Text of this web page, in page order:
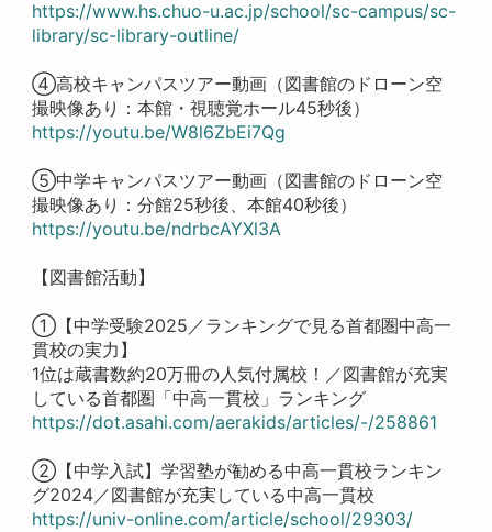
https://www.hs.chuo-u.ac.jp/school/sc-campus/sc-
library/sc-library-outline/
④高校キャンパスツアー動画（図書館のドローン空
撮映像あり：本館・視聴覚ホール45秒後）
https://youtu.be/W8l6ZbEi7Qg
⑤中学キャンパスツアー動画（図書館のドローン空
撮映像あり：分館25秒後、本館40秒後）
https://youtu.be/ndrbcAYXl3A
【図書館活動】
①【中学受験2025／ランキングで見る首都圏中高一
貫校の実力】
1位は蔵書数約20万冊の人気付属校！／図書館が充実
している首都圏「中高一貫校」ランキング
https://dot.asahi.com/aerakids/articles/-/258861
②【中学入試】学習塾が勧める中高一貫校ランキン
グ2024／図書館が充実している中高一貫校
https://univ-online.com/article/school/29303/